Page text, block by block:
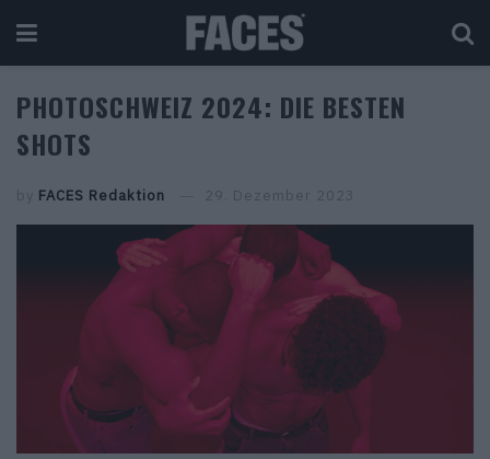
PHOTOSCHWEIZ 2024: DIE BESTEN
SHOTS
by FACES Redaktion 29. Dezember 2023